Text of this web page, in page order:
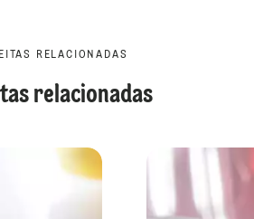
RELACIONADAS
relacionadas